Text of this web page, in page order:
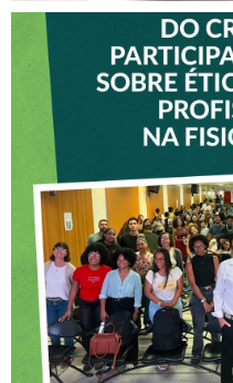
VICE-
CREFITO-
OFICINA
POSTURA
NA